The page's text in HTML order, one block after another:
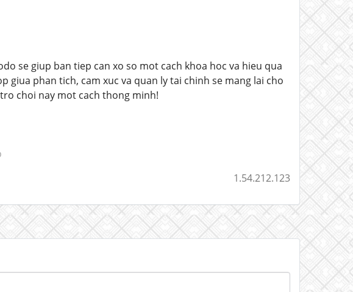
se giup ban tiep can xo so mot cach khoa hoc va hieu qua
giua phan tich, cam xuc va quan ly tai chinh se mang lai cho
choi nay mot cach thong minh!
1.54.212.123